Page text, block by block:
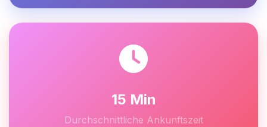
15 Min
Durchschnittliche Ankunftszeit